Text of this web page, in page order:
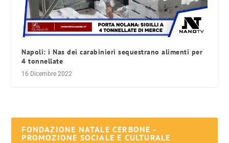
Napoli: i Nas dei carabinieri sequestrano alimenti per
4 tonnellate
16 Dicembre 2022
FONDAZIONE NATALE CERBONE -
PROMOZIONE SOCIALE E CULTURALE